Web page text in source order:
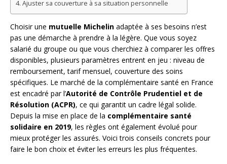
Ajuster sa couverture à sa situation personnelle
Choisir une mutuelle Michelin adaptée à ses besoins n’est
pas une démarche à prendre à la légère. Que vous soyez
salarié du groupe ou que vous cherchiez à comparer les offres
disponibles, plusieurs paramètres entrent en jeu : niveau de
remboursement, tarif mensuel, couverture des soins
spécifiques. Le marché de la complémentaire santé en France
est encadré par l’Autorité de Contrôle Prudentiel et de
Résolution (ACPR), ce qui garantit un cadre légal solide.
Depuis la mise en place de la complémentaire santé
solidaire en 2019, les règles ont également évolué pour
mieux protéger les assurés. Voici trois conseils concrets pour
faire le bon choix et éviter les erreurs les plus fréquentes.